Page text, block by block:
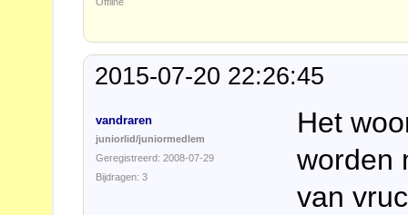
2015-07-20 22:26:45
vandraren
juniorlid/juniormedlem
Geregistreerd: 2008-07-29
Bijdragen: 3
Het
worden
van